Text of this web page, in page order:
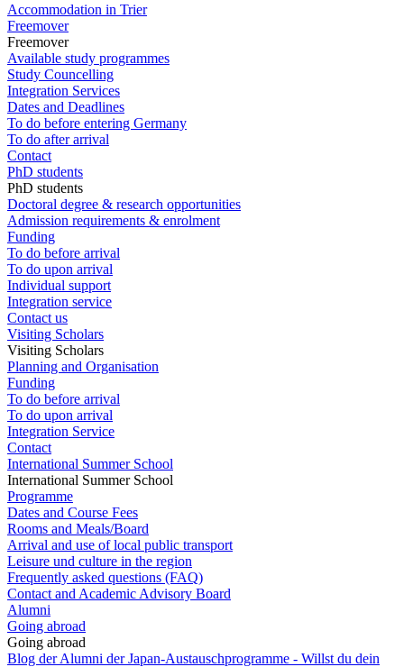
Accommodation in Trier
Freemover
Freemover
Available study programmes
Study Councelling
Integration Services
Dates and Deadlines
To do before entering Germany
To do after arrival
Contact
PhD students
PhD students
Doctoral degree & research opportunities
Admission requirements & enrolment
Funding
To do before arrival
To do upon arrival
Individual support
Integration service
Contact us
Visiting Scholars
Visiting Scholars
Planning and Organisation
Funding
To do before arrival
To do upon arrival
Integration Service
Contact
International Summer School
International Summer School
Programme
Dates and Course Fees
Rooms and Meals/Board
Arrival and use of local public transport
Leisure und culture in the region
Frequently asked questions (FAQ)
Contact and Academic Advisory Board
Alumni
Going abroad
Going abroad
Blog der Alumni der Japan-Austauschprogramme - Willst du dein